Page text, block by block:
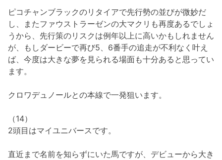
ピコチャンブラックのリタイアで先行勢の並びが微妙だ
し、またファウストラーゼンの大マクリも再度あるでしょ
うから、先行策のリスクは例年以上に高いかもしれません
が、もしダービーで再び5、6番手の追走が不利なく叶え
ば、今度は大きな夢を見られる場面も十分あると思ってい
ます。
クロワデュノールとの本線で一発狙います。
（14）
2頭目はマイユニバースです。
直近まで名前を知らずにいた馬ですが、デビューから大き